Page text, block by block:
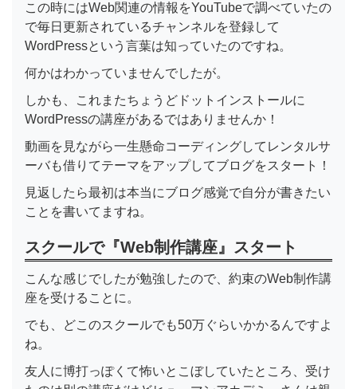
この時にはWeb関連の情報をYouTubeで調べていたの
で毎日更新されているチャンネルを登録して
WordPressという言葉は知っていたのですね。
何かはわかっていませんでしたが。
しかも、これまたちょうどドットインストールに
WordPressの講座があるではありませんか！
動画を見ながら一生懸命コーディングしてレンタルサ
ーバも借りてテーマをアップしてブログをスタート！
見返したら最初は本当にブログ感覚で自分が書きたい
ことを書いてますね。
スクールで『Web制作講座』スタート
こんな感じでしたが勉強したので、約束のWeb制作講
座を受けることに。
でも、どこのスクールでも50万ぐらいかかるんですよ
ね。
友人に博打っぽくて怖いとこぼしていたところ、受け